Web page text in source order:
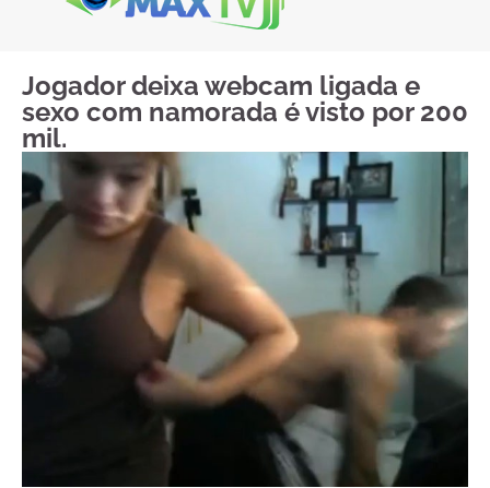
Jogador deixa webcam ligada e
sexo com namorada é visto por 200
mil.